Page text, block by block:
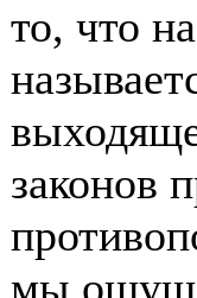
то, что
законов
мы